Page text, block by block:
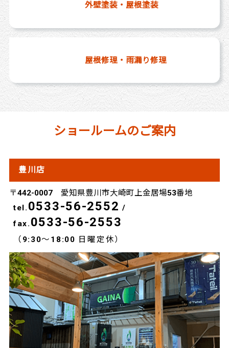
外壁塗装・屋根塗装
屋根修理・雨漏り修理
ショールームのご案内
豊川店
〒442-0007 愛知県豊川市大崎町上金居場53番地
tel. 0533-56-2552 /
fax. 0533-56-2553
（9:30～18:00 日曜定休）